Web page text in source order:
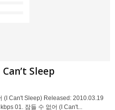
Sleep
(I Can't Sleep) Released: 2010.03.19
01. 잠들 수 없어 (I Can't...